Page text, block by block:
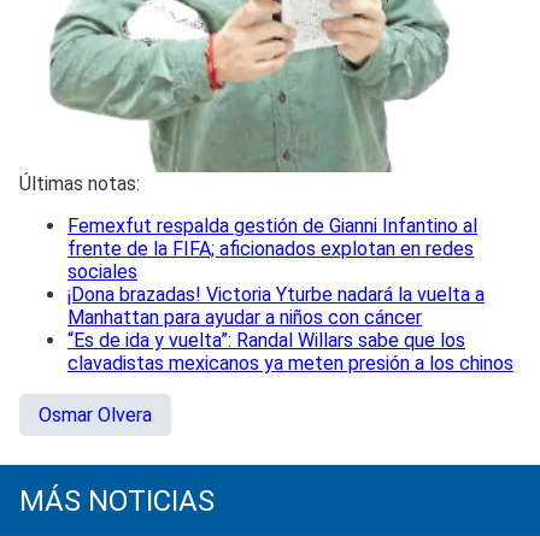
Últimas notas:
Femexfut respalda gestión de Gianni Infantino al
frente de la FIFA; aficionados explotan en redes
sociales
¡Dona brazadas! Victoria Yturbe nadará la vuelta a
Manhattan para ayudar a niños con cáncer
“Es de ida y vuelta”: Randal Willars sabe que los
clavadistas mexicanos ya meten presión a los chinos
Osmar Olvera
MÁS NOTICIAS